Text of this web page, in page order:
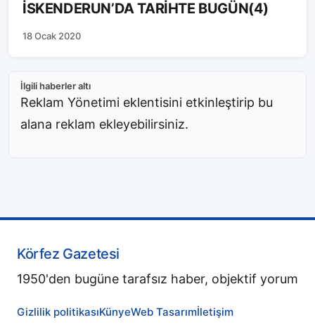
İSKENDERUN’DA TARİHTE BUGÜN(4)
18 Ocak 2020
İlgili haberler altı
Reklam Yönetimi eklentisini etkinleştirip bu
alana reklam ekleyebilirsiniz.
Körfez Gazetesi
1950'den bugüne tarafsız haber, objektif yorum
Gizlilik politikasıKünyeWeb Tasarımİletişim